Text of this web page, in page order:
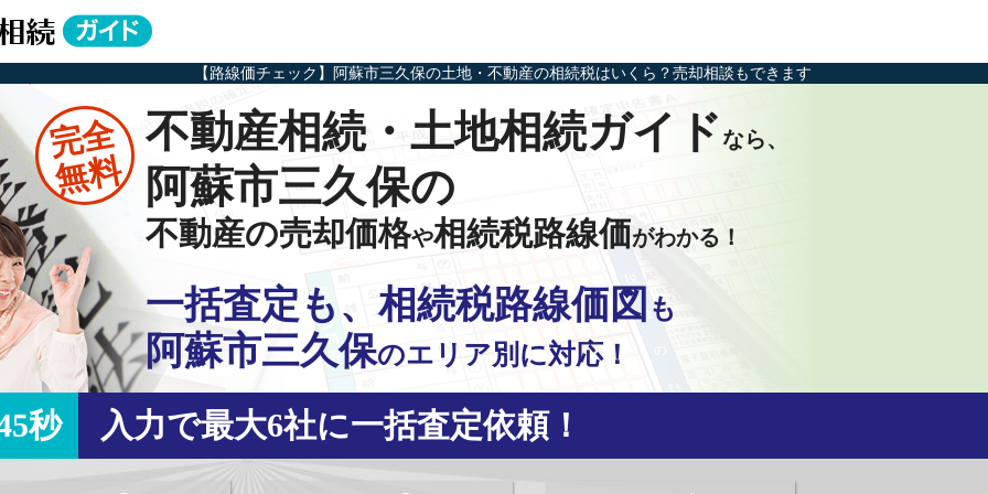
【路線価チェック】阿蘇市三久保の土地・不動産の相続税はいくら？売却相談もできます
完全
無料
不動産相続・土地相続ガイドなら、
阿蘇市三久保の
不動産の売却価格や相続税路線価がわかる！
一括査定も、相続税路線価図 も
阿蘇市三久保のエリア別に対応！
秒 入力で最大6社に一括査定依頼！